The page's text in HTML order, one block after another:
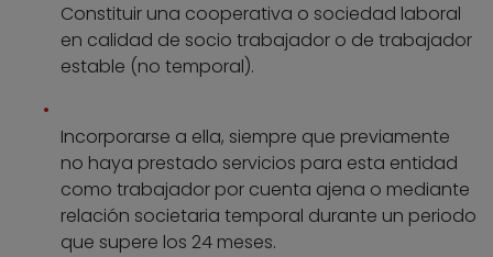
Constituir una cooperativa o sociedad laboral
en calidad de socio trabajador o de trabajador
estable (no temporal).
Incorporarse a ella, siempre que previamente
no haya prestado servicios para esta entidad
como trabajador por cuenta ajena o mediante
relación societaria temporal durante un periodo
que supere los 24 meses.